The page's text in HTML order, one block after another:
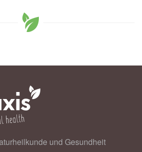
und Gesundheit